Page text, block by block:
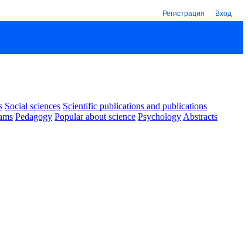
Регистрация Вход
Social sciences Scientific publications and publications
Pedagogy Popular about science Psychology Abstracts